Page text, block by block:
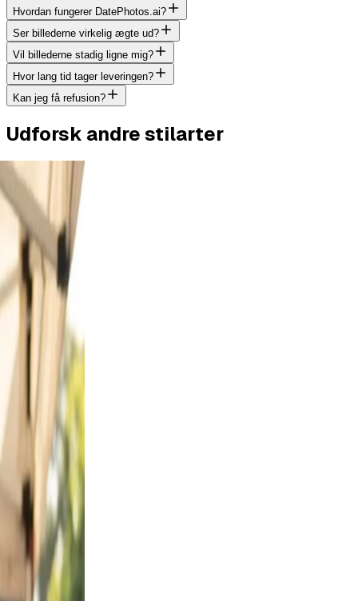
Hvordan fungerer DatePhotos.ai?
Ser billederne virkelig ægte ud?
Vil billederne stadig ligne mig?
Hvor lang tid tager leveringen?
Kan jeg få refusion?
Udforsk andre stilarter